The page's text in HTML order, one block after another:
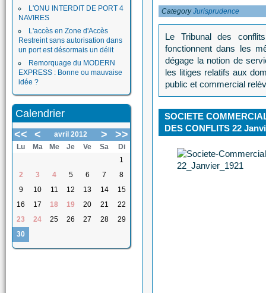
L'ONU INTERDIT DE PORT 4
NAVIRES
L'accès en Zone d'Accès
Restreint sans autorisation dans
un port est désormais un délit
Remorquage du MODERN
EXPRESS : Bonne ou mauvaise
idée ?
Calendrier
<<
< avril 2012 > >>
Lu Ma Me Je Ve Sa
Di
1
2
3 4 5 6 7
8
9
10 11 12 13 14
15
16
17 18 19 20 21
22
23
24 25 26 27 28
29
30
CategoryJurisprudence
Le Tribunal des
fonctionnent dans les
dégage la notion de
les litiges relatifs aux
public et commercial
SOCIETE
DES CONFLITS 22